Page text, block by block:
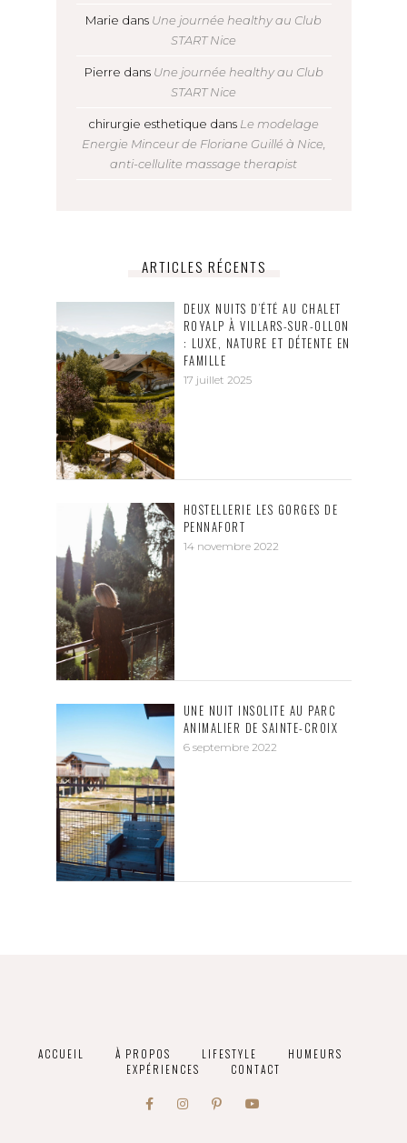
Marie dans Une journée healthy au Club
START Nice
Pierre dans Une journée healthy au Club
START Nice
chirurgie esthetique dans Le modelage
Energie Minceur de Floriane Guillé à Nice,
anti-cellulite massage therapist
ARTICLES RÉCENTS
DEUX NUITS D’ÉTÉ AU CHALET
ROYALP À VILLARS-SUR-OLLON
: LUXE, NATURE ET DÉTENTE EN
FAMILLE
17 juillet 2025
HOSTELLERIE LES GORGES DE
PENNAFORT
14 novembre 2022
UNE NUIT INSOLITE AU PARC
ANIMALIER DE SAINTE-CROIX
6 septembre 2022
ACCUEIL À PROPOS LIFESTYLE
HUMEURS
EXPÉRIENCES
CONTACT